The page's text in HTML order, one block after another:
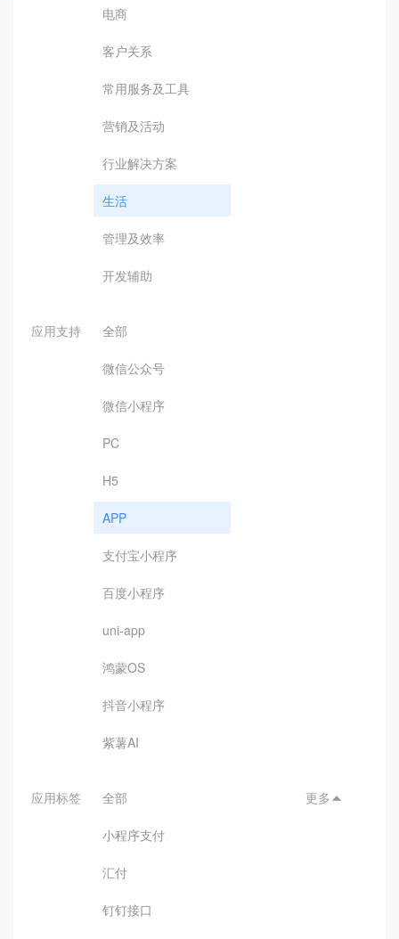
电商
客户关系
常用服务及工具
营销及活动
行业解决方案
生活
管理及效率
开发辅助
应用支持 全部
微信公众号
微信小程序
PC
H5
APP
支付宝小程序
百度小程序
uni-app
鸿蒙OS
抖音小程序
紫薯AI
应用标签 全部
小程序支付
汇付
钉钉接口
更多 